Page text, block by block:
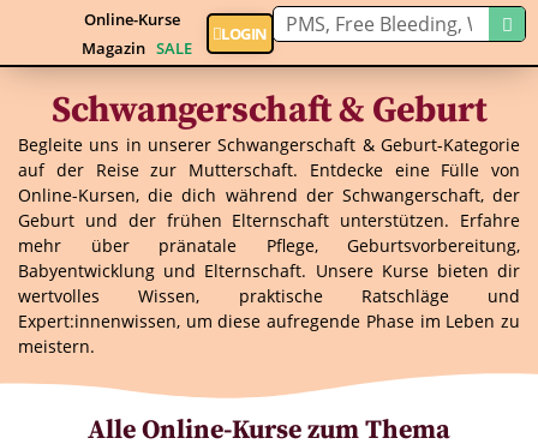
Online-Kurse
Magazin SALE
LOGIN
Schwangerschaft & Geburt
Begleite uns in unserer Schwangerschaft & Geburt-Kategorie
auf der Reise zur Mutterschaft. Entdecke eine Fülle von
Online-Kursen, die dich während der Schwangerschaft, der
Geburt und der frühen Elternschaft unterstützen. Erfahre
mehr über pränatale Pflege, Geburtsvorbereitung,
Babyentwicklung und Elternschaft. Unsere Kurse bieten dir
wertvolles Wissen, praktische Ratschläge und
Expert:innenwissen, um diese aufregende Phase im Leben zu
meistern.
Alle Online-Kurse zum Thema